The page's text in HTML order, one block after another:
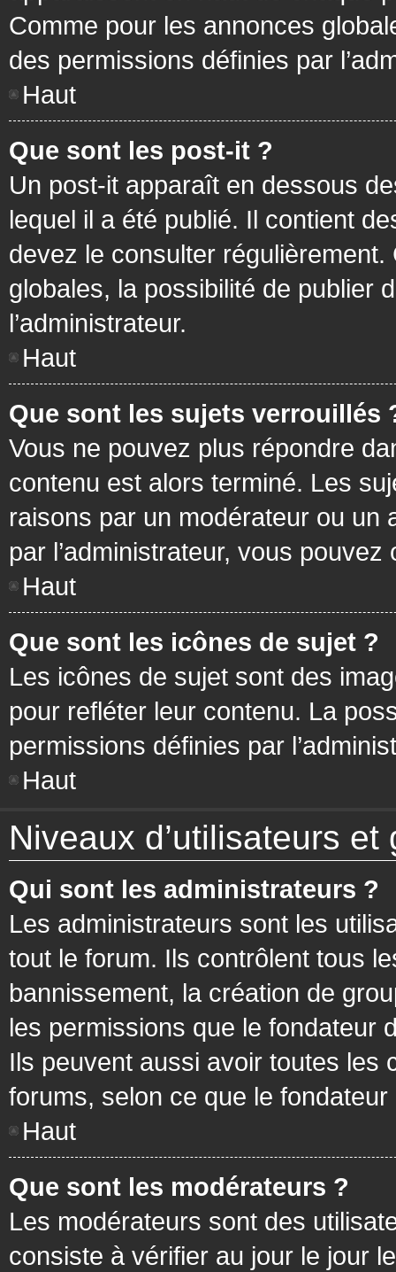
Comme pour les annonces
des permissions définies par
Haut
Que sont les post-it ?
Un post-it apparaît en dessous
lequel il a été publié. Il contient
devez le consulter
globales, la possibilité de publier
l’administrateur.
Haut
Que sont les sujets verrouillés
Vous ne pouvez plus répondre
contenu est alors terminé. Les
raisons par un modérateur ou un
par l’administrateur, vous
Haut
Que sont les icônes de sujet ?
Les icônes de sujet sont des
pour refléter leur contenu. La
permissions définies par
Haut
Niveaux d’utilisateurs et
Qui sont les administrateurs ?
Les administrateurs sont les
tout le forum. Ils contrôlent tous
bannissement, la création de
les permissions que le fondateur
Ils peuvent aussi avoir toutes les
forums, selon ce que le
Haut
Que sont les modérateurs ?
Les modérateurs sont des
consiste à vérifier au jour le jour